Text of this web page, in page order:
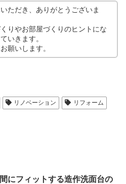
ただき、ありがとうございま
りやお部屋づくりのヒントにな
いきます。
願いします。
リノベーション
リフォーム
にフィットする造作洗面台の